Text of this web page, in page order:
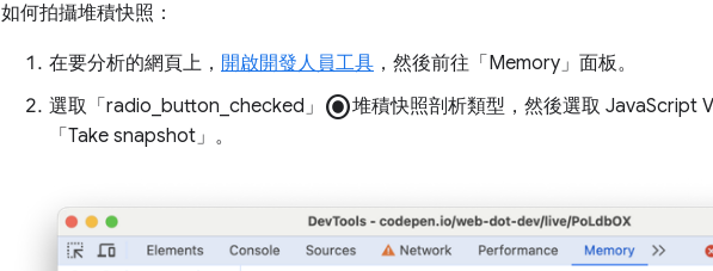
如何拍攝堆積快照：
在要分析的網頁上， 開啟開發人員工具 ，然後前往「Memory」 面板。
選取「radio_button_checked」 radio_button_checked堆積快照剖析類型，然後選取 JavaScript
「Take snapshot」 。